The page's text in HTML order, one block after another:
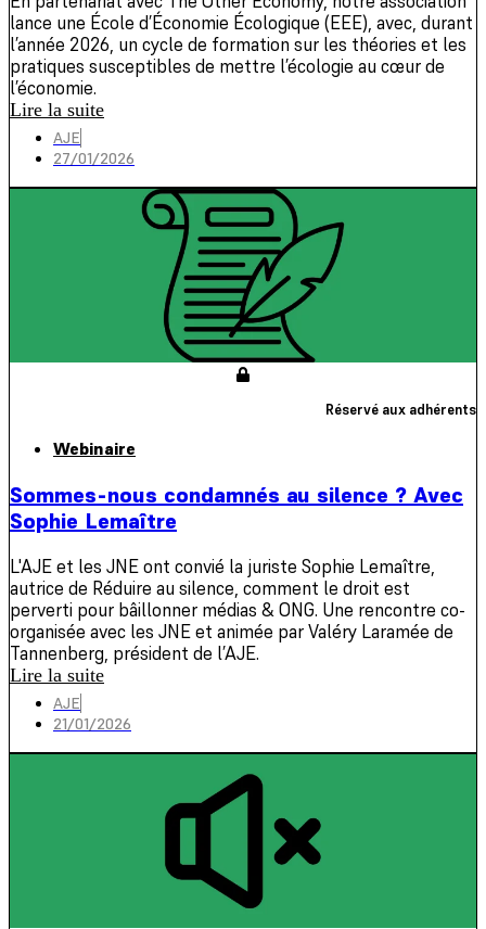
lance une École d’Économie Écologique (EEE), avec, durant
l’année 2026, un cycle de formation sur les théories et les
pratiques susceptibles de mettre l’écologie au cœur de
l’économie.
Lire la suite
AJE
27/01/2026
Réservé aux adhérents
Webinaire
Sommes-nous condamnés au silence ? Avec
Sophie Lemaître
L'AJE et les JNE ont convié la juriste Sophie Lemaître,
autrice de Réduire au silence, comment le droit est
perverti pour bâillonner médias & ONG. Une rencontre co-
organisée avec les JNE et animée par Valéry Laramée de
Tannenberg, président de l’AJE.
Lire la suite
AJE
21/01/2026